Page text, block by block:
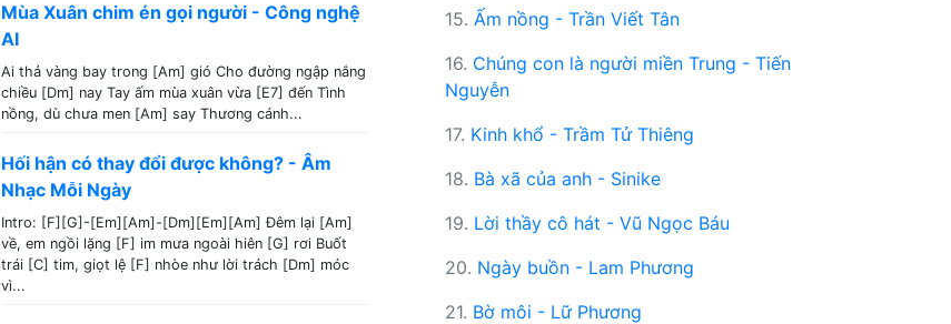
Mùa Xuân chim én gọi người - Công nghệ
AI
Ai thả vàng bay trong [Am] gió Cho đường ngập nắng
chiều [Dm] nay Tay ấm mùa xuân vừa [E7] đến Tình
nồng, dù chưa men [Am] say Thương cánh...
Hối hận có thay đổi được không? - Âm
Nhạc Mỗi Ngày
Intro: [F][G]-[Em][Am]-[Dm][Em][Am] Đêm lại [Am]
về, em ngồi lặng [F] im mưa ngoài hiên [G] rơi Buốt
trái [C] tim, giọt lệ [F] nhòe như lời trách [Dm] móc
vì...
15. Ấm nồng - Trần Viết Tân
16. Chúng con là người miền Trung - Tiến
Nguyễn
17. Kinh khổ - Trầm Tử Thiêng
18. Bà xã của anh - Sinike
19. Lời thầy cô hát - Vũ Ngọc Báu
20. Ngày buồn - Lam Phương
21. Bờ môi - Lữ Phương